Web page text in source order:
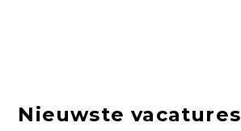
Nieuwste vacatures